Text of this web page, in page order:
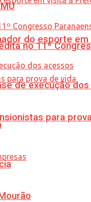
do esporte
para
no 11º
de execução